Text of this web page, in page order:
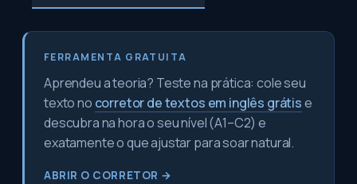
FERRAMENTA GRATUITA
Aprendeu a teoria? Teste na prática: cole seu
texto no corretor de textos em inglês grátise
descubra na hora o seu nível (A1–C2) e
exatamente o que ajustar para soar natural.
ABRIR O CORRETOR →